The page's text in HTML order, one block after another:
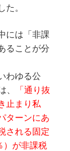
。
には「非課
ることが分
わゆる公
、
「通り抜
止まり私
ターンにあ
される固定
）が非課税